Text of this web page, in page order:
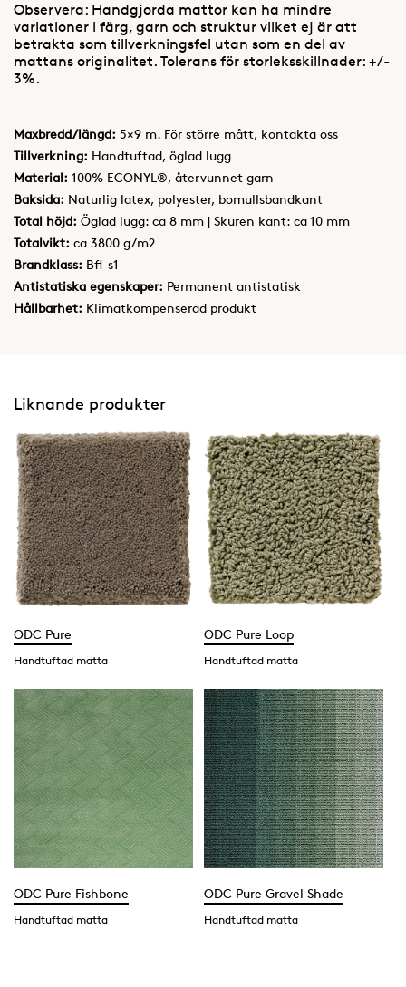
Observera: Handgjorda mattor kan ha mindre
variationer i färg, garn och struktur vilket ej är att
betrakta som tillverkningsfel utan som en del av
mattans originalitet. Tolerans för storleksskillnader: +/-
3%.
Maxbredd/längd: 5×9 m. För större mått, kontakta oss
Tillverkning: Handtuftad, öglad lugg
Material: 100% ECONYL®, återvunnet garn
Baksida: Naturlig latex, polyester, bomullsbandkant
Total höjd: Öglad lugg: ca 8 mm | Skuren kant: ca 10 mm
Totalvikt: ca 3800 g/m2
Brandklass: Bfl-s1
Antistatiska egenskaper: Permanent antistatisk
Hållbarhet: Klimatkompenserad produkt
Liknande produkter
ODC Pure
Handtuftad matta
ODC Pure Loop
Handtuftad matta
ODC Pure Fishbone
Handtuftad matta
ODC Pure Gravel Shade
Handtuftad matta